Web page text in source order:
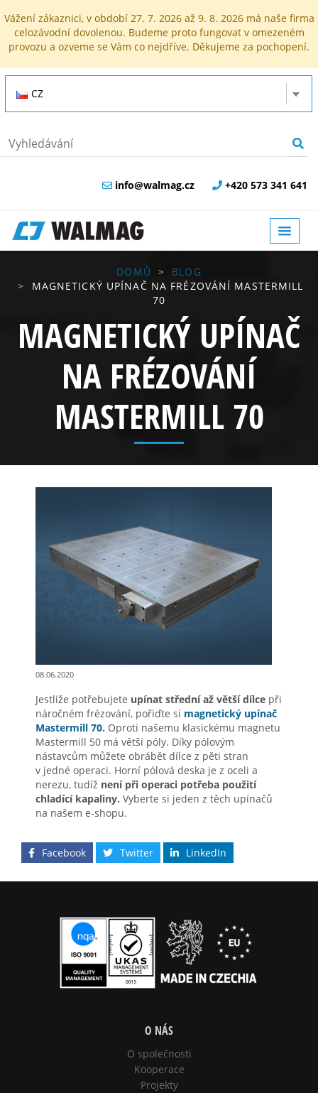
Vážení zákaznici, v období 27. 7. 2026 až 9. 8. 2026 má naše firma
celozávodní dovolenou. Budeme proto fungovat v omezeném
provozu a ozveme se Vám co nejdříve. Děkujeme za pochopení.
CZ
+420 573 341 641
info@walmag.cz
DOMŮ
BLOG
MAGNETICKÝ UPÍNAČ NA FRÉZOVÁNÍ MASTERMILL
70
MAGNETICKÝ UPÍNAČ
NA FRÉZOVÁNÍ
MASTERMILL 70
08.06.2020
Jestliže potřebujete upínat střední až větší dílce při
náročném frézování, pořiďte si magnetický upínač
Mastermill 70. Oproti našemu klasickému magnetu
Mastermill 50 má větší póly. Díky pólovým
nástavcům můžete obrábět dílce z pěti stran
v jedné operaci. Horní pólová deska je z oceli a
nerezu, tudíž není při operaci potřeba použití
chladící kapaliny. Vyberte si jeden z těch upínačů
na našem e-shopu.
Facebook Twitter LinkedIn
O NÁS
O společnosti
Kooperace
Projekty